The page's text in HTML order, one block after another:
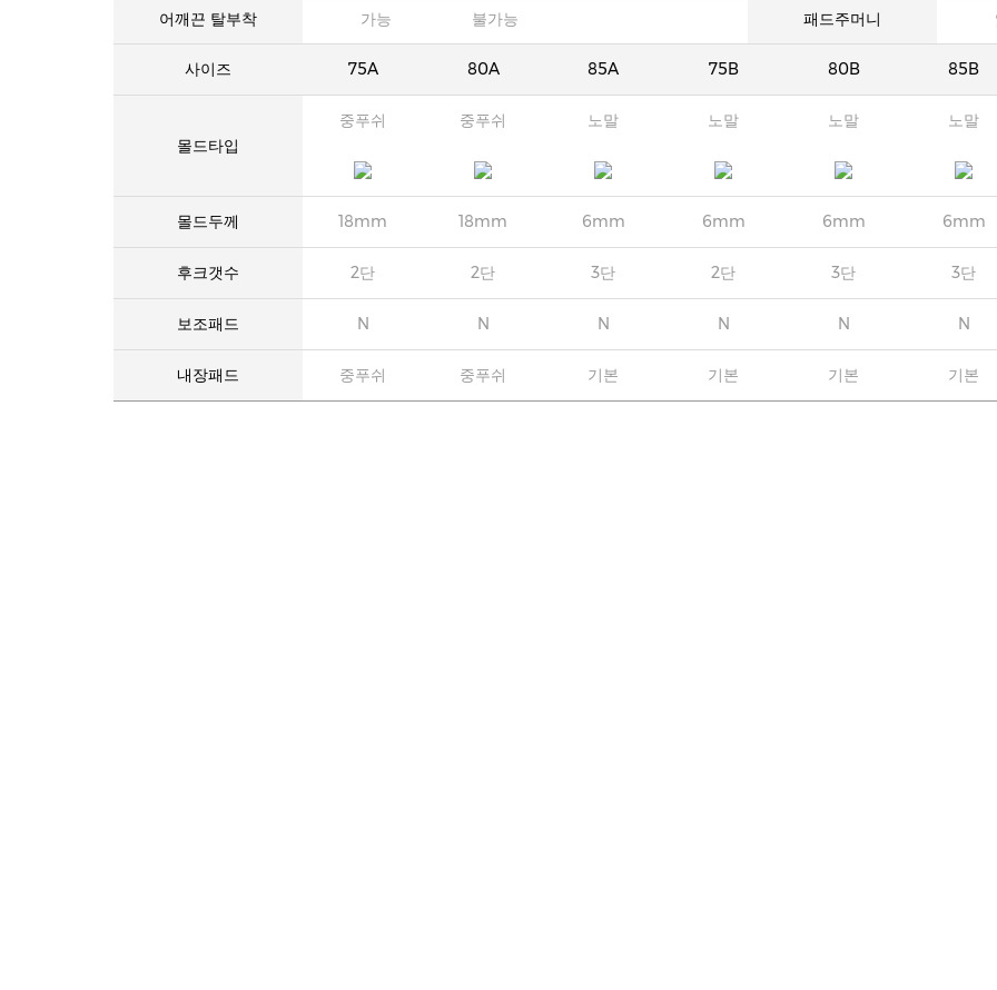
어깨끈 탈부착 가능 불가능 패드주머니
사이즈 75A 80A 85A 75B 80B 85B
몰드타입
중푸쉬 중푸쉬 노말 노말 노말 노말
몰드두께 18mm 18mm 6mm 6mm 6mm 6mm
후크갯수 2단 2단 3단 2단 3단 3단
보조패드 N N N N N N
내장패드 중푸쉬 중푸쉬 기본 기본 기본 기본